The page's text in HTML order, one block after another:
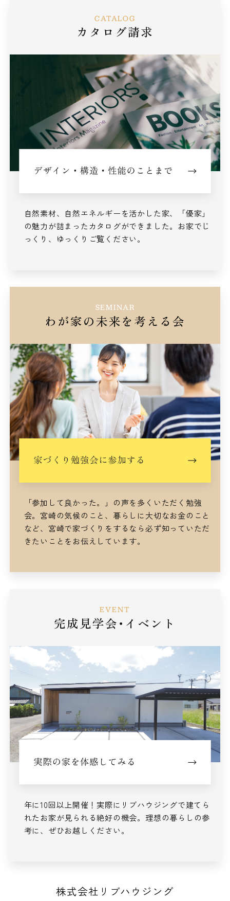
CATALOG
カタログ請求
自然素材、自然エネルギーを活かした家、
「優家」
の魅力が詰まったカタログができました。 お家でじ
っくり、ゆっくりご覧ください。
SEMINAR
わが家の未来を考える会
「参加して良かった。」の声を多くいただく勉強
会。 宮崎の気候のこと、暮らしに大切なお金のこと
など、 宮崎で家づくりをするなら必ず知っていただ
きたいことをお伝えしています。
EVENT
完成見学会･イベント
年に10回以上開催！ 実際にリブハウジングで建てら
れた お家が見られる絶好の機会。 理想の暮らしの参
考に、ぜひお越しください。
株式会社リブハウジング